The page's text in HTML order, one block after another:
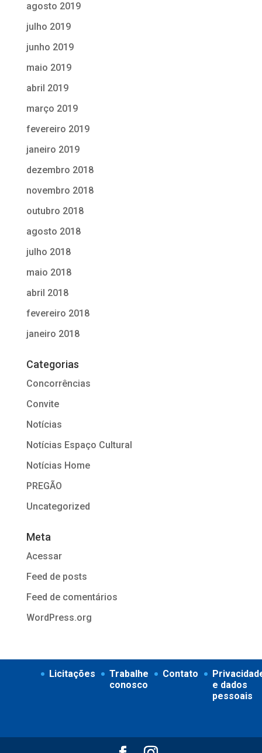
agosto 2019
julho 2019
junho 2019
maio 2019
abril 2019
março 2019
fevereiro 2019
janeiro 2019
dezembro 2018
novembro 2018
outubro 2018
agosto 2018
julho 2018
maio 2018
abril 2018
fevereiro 2018
janeiro 2018
Categorias
Concorrências
Convite
Notícias
Notícias Espaço Cultural
Notícias Home
PREGÃO
Uncategorized
Meta
Acessar
Feed de posts
Feed de comentários
WordPress.org
Licitações
Trabalhe
conosco
Contato
e dados
pessoais